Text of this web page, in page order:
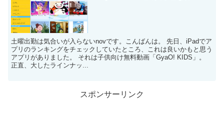
土曜出勤は気合いが入らないnovです。こんばんは。 先日、iPadでア
プリのランキングをチェックしていたところ、これは良いかもと思う
アプリがありました。 それは子供向け無料動画「GyaO! KIDS」。
正直、大したラインナッ...
スポンサーリンク